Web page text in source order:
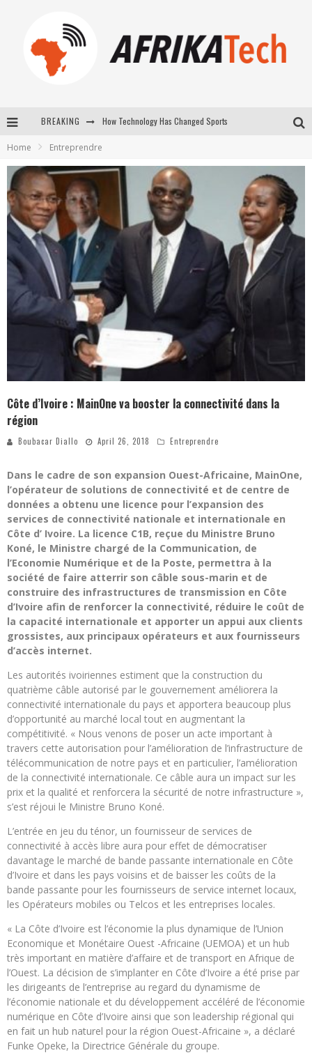
BREAKING
Home Entreprendre
Côte d’Ivoire : MainOne va booster la connectivité dans la
région
Boubacar Diallo April 26, 2018 Entreprendre
Dans le cadre de son expansion Ouest-Africaine, MainOne,
l’opérateur de solutions de connectivité et de centre de
données a obtenu une licence pour l’expansion des
services de connectivité nationale et internationale en
Côte d’ Ivoire. La licence C1B, reçue du Ministre Bruno
Koné, le Ministre chargé de la Communication, de
l’Economie Numérique et de la Poste, permettra à la
société de faire atterrir son câble sous-marin et de
construire des infrastructures de transmission en Côte
d’Ivoire afin de renforcer la connectivité, réduire le coût de
la capacité internationale et apporter un appui aux clients
grossistes, aux principaux opérateurs et aux fournisseurs
d’accès internet.
Les autorités ivoiriennes estiment que la construction du
quatrième câble autorisé par le gouvernement améliorera la
connectivité internationale du pays et apportera beaucoup plus
d’opportunité au marché local tout en augmentant la
compétitivité. « Nous venons de poser un acte important à
travers cette autorisation pour l’amélioration de l’infrastructure de
télécommunication de notre pays et en particulier, l’amélioration
de la connectivité internationale. Ce câble aura un impact sur les
prix et la qualité et renforcera la sécurité de notre infrastructure »,
s’est réjoui le Ministre Bruno Koné.
L’entrée en jeu du ténor, un fournisseur de services de
connectivité à accès libre aura pour effet de démocratiser
davantage le marché de bande passante internationale en Côte
d’Ivoire et dans les pays voisins et de baisser les coûts de la
bande passante pour les fournisseurs de service internet locaux,
les Opérateurs mobiles ou Telcos et les entreprises locales.
« La Côte d’Ivoire est l’économie la plus dynamique de l’Union
Economique et Monétaire Ouest -Africaine (UEMOA) et un hub
très important en matière d’affaire et de transport en Afrique de
l’Ouest. La décision de s’implanter en Côte d’Ivoire a été prise par
les dirigeants de l’entreprise au regard du dynamisme de
l’économie nationale et du développement accéléré de l’économie
numérique en Côte d’Ivoire ainsi que son leadership régional qui
en fait un hub naturel pour la région Ouest-Africaine », a déclaré
Funke Opeke, la Directrice Générale du groupe.